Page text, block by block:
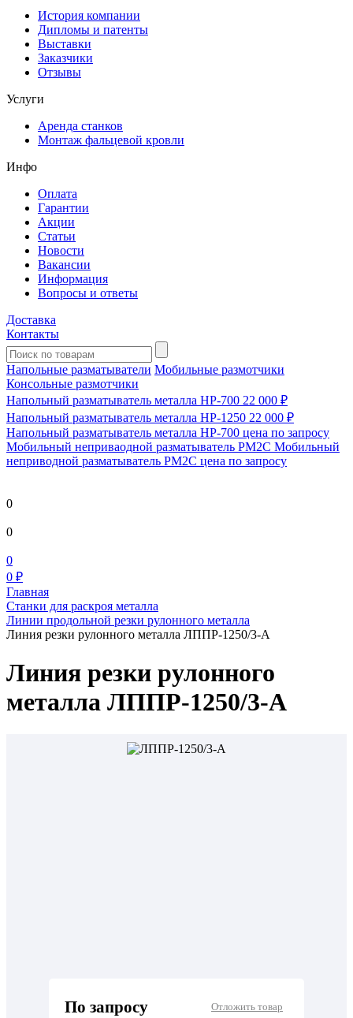
История компании
Дипломы и патенты
Выставки
Заказчики
Отзывы
Услуги
Аренда станков
Монтаж фальцевой кровли
Инфо
Оплата
Гарантии
Акции
Статьи
Новости
Вакансии
Информация
Вопросы и ответы
Доставка
Контакты
Напольные разматыватели Мобильные размотчики
Консольные размотчики
Напольный разматыватель металла HP-700 22 000 ₽
Напольный разматыватель металла HP-1250 22 000 ₽
Напольный разматыватель металла HP-700 цена по запросу
Мобильный непривaодной разматыватель РМ2С Мобильный
неприводной разматыватель РМ2С цена по запросу
0
0
0
0 ₽
Главная
Станки для раскроя металла
Линии продольной резки рулонного металла
Линия резки рулонного металла ЛППР-1250/3-А
Линия резки рулонного
металла ЛППР-1250/3-А
По запросу Отложить товар